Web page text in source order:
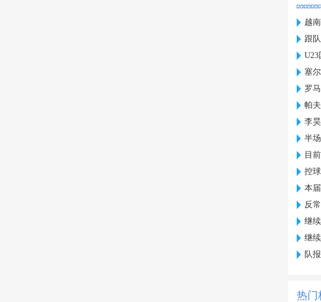
越南
跟队
U23
塞尔
罗马
帕夫
李
半场
目
控球
本届
反常
继续
继续
队报
热门